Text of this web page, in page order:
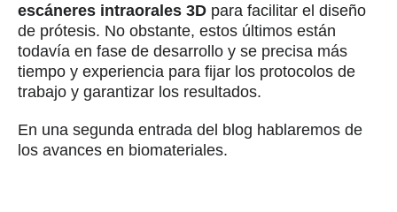
escáneres intraorales 3D para facilitar el diseño
de prótesis. No obstante, estos últimos están
todavía en fase de desarrollo y se precisa más
tiempo y experiencia para fijar los protocolos de
trabajo y garantizar los resultados.
En una segunda entrada del blog hablaremos de
los avances en biomateriales.